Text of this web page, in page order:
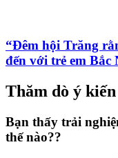
“Đêm hội Trăng
đến với trẻ em Bắc
Thăm dò ý kiến
Bạn thấy trải
thế nào??